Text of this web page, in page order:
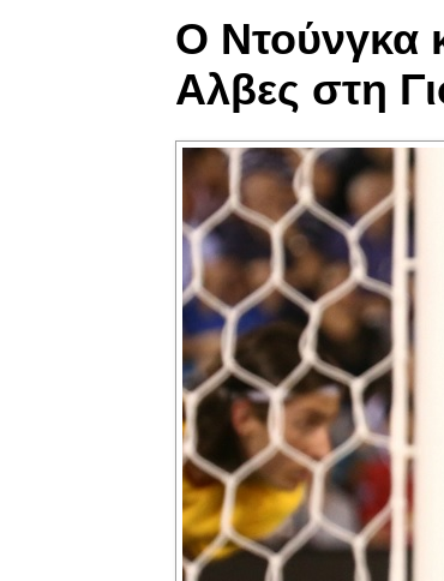
Ο Ντούνγκα
Αλβες στη